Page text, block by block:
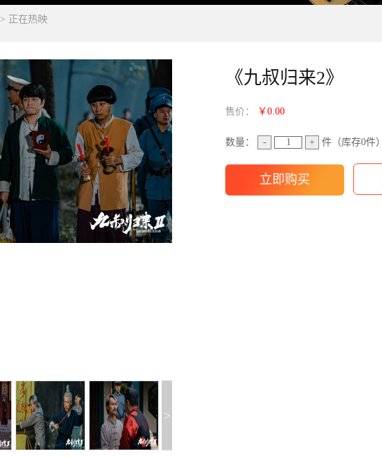
> 正在热映
>
《九叔归来2》
售价： ￥0.00
数量： - + 件（库存0件